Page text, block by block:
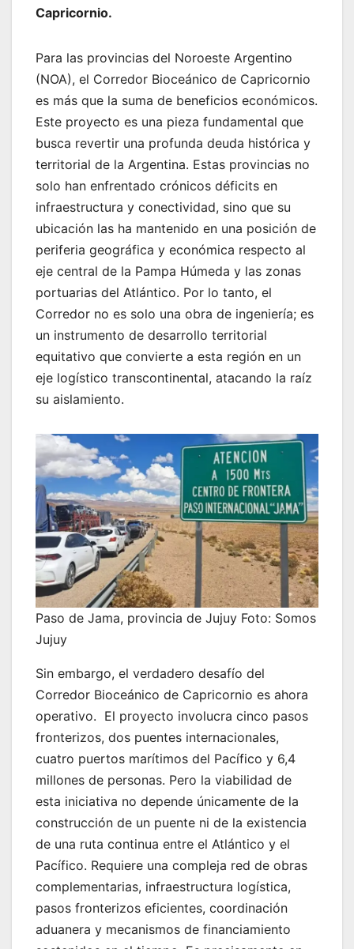
Capricornio.
Para las provincias del Noroeste Argentino
(NOA), el Corredor Bioceánico de Capricornio
es más que la suma de beneficios económicos.
Este proyecto es una pieza fundamental que
busca revertir una profunda deuda histórica y
territorial de la Argentina. Estas provincias no
solo han enfrentado crónicos déficits en
infraestructura y conectividad, sino que su
ubicación las ha mantenido en una posición de
periferia geográfica y económica respecto al
eje central de la Pampa Húmeda y las zonas
portuarias del Atlántico. Por lo tanto, el
Corredor no es solo una obra de ingeniería; es
un instrumento de desarrollo territorial
equitativo que convierte a esta región en un
eje logístico transcontinental, atacando la raíz
su aislamiento.
Paso de Jama, provincia de Jujuy Foto: Somos
Jujuy
Sin embargo, el verdadero desafío del
Corredor Bioceánico de Capricornio es ahora
operativo. El proyecto involucra cinco pasos
fronterizos, dos puentes internacionales,
cuatro puertos marítimos del Pacífico y 6,4
millones de personas. Pero la viabilidad de
esta iniciativa no depende únicamente de la
construcción de un puente ni de la existencia
de una ruta continua entre el Atlántico y el
Pacífico. Requiere una compleja red de obras
complementarias, infraestructura logística,
pasos fronterizos eficientes, coordinación
aduanera y mecanismos de financiamiento